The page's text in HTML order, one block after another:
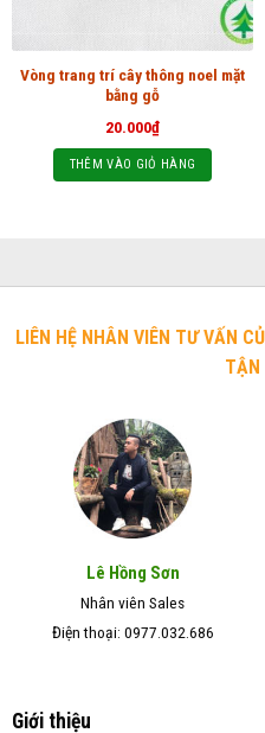
Vòng trang trí cây thông noel mặt
bằng gỗ
20.000₫
THÊM VÀO GIỎ HÀNG
LIÊN HỆ NHÂN VIÊN TƯ VẤN
TẬN
Lê Hồng Sơn
Nhân viên Sales
Điện thoại: 0977.032.686
Giới thiệu